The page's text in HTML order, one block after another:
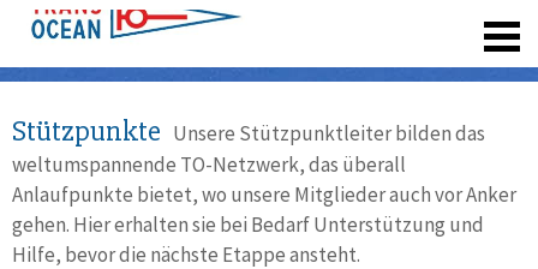
Stützpunkte Unsere Stützpunktleiter bilden das
weltumspannende TO-Netzwerk, das überall
Anlaufpunkte bietet, wo unsere Mitglieder auch vor Anker
gehen. Hier erhalten sie bei Bedarf Unterstützung und
Hilfe, bevor die nächste Etappe ansteht.